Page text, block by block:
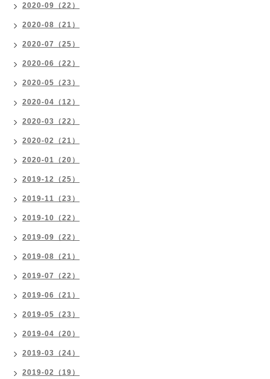
2020-09（22）
2020-08（21）
2020-07（25）
2020-06（22）
2020-05（23）
2020-04（12）
2020-03（22）
2020-02（21）
2020-01（20）
2019-12（25）
2019-11（23）
2019-10（22）
2019-09（22）
2019-08（21）
2019-07（22）
2019-06（21）
2019-05（23）
2019-04（20）
2019-03（24）
2019-02（19）